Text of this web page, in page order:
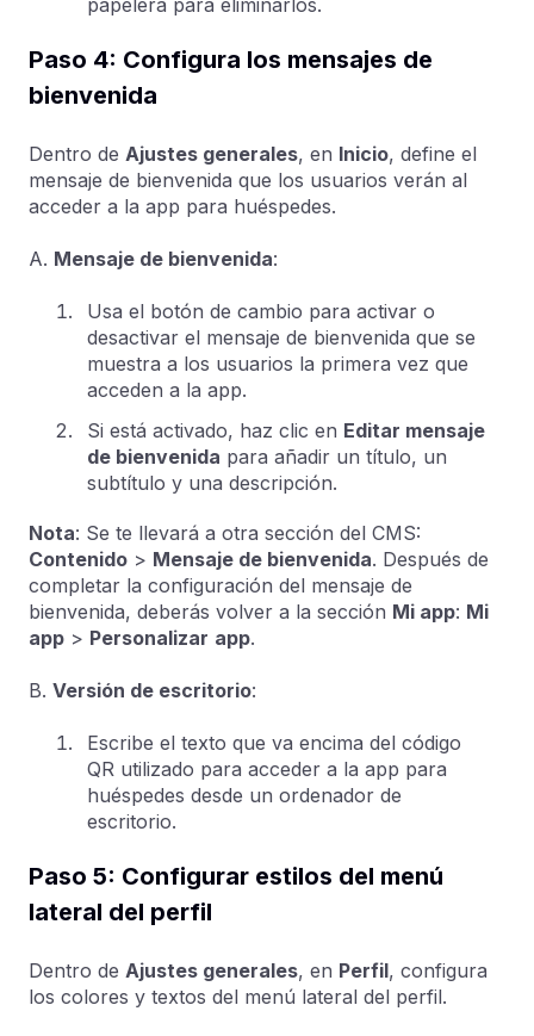
papelera para eliminarlos.
Paso 4: Configura los mensajes de
bienvenida
Dentro de Ajustes generales, en Inicio, define el
mensaje de bienvenida que los usuarios verán al
acceder a la app para huéspedes.
A. Mensaje de bienvenida:
Usa el botón de cambio para activar o
desactivar el mensaje de bienvenida que se
muestra a los usuarios la primera vez que
acceden a la app.
Si está activado, haz clic en Editar mensaje
de bienvenida para añadir un título, un
subtítulo y una descripción.
Nota: Se te llevará a otra sección del CMS:
Contenido > Mensaje de bienvenida. Después de
completar la configuración del mensaje de
bienvenida, deberás volver a la sección Mi app: Mi
app > Personalizar app.
B. Versión de escritorio:
Escribe el texto que va encima del código
QR utilizado para acceder a la app para
huéspedes desde un ordenador de
escritorio.
Paso 5: Configurar estilos del menú
lateral del perfil
Dentro de Ajustes generales, en Perfil, configura
los colores y textos del menú lateral del perfil.